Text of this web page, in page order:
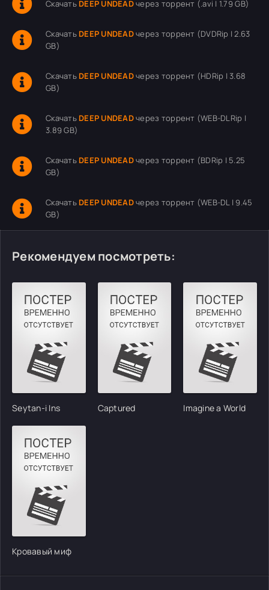
Скачать DEEP UNDEADчерез торрент (.avi | 1.79 GB)
Скачать DEEP UNDEADчерез торрент (DVDRip | 2.63
GB)
Скачать DEEP UNDEADчерез торрент (HDRip | 3.68
GB)
Скачать DEEP UNDEADчерез торрент (WEB-DLRip |
3.89 GB)
Скачать DEEP UNDEADчерез торрент (BDRip | 5.25
GB)
Скачать DEEP UNDEADчерез торрент (WEB-DL | 9.45
GB)
Рекомендуем посмотреть:
Seytan-i Ins Captured Imagine a World
Кровавый миф